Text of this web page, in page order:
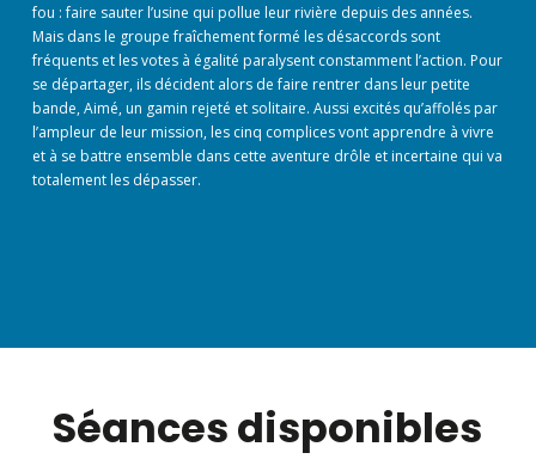
fou : faire sauter l’usine qui pollue leur rivière depuis des années.
Mais dans le groupe fraîchement formé les désaccords sont
fréquents et les votes à égalité paralysent constamment l’action. Pour
se départager, ils décident alors de faire rentrer dans leur petite
bande, Aimé, un gamin rejeté et solitaire. Aussi excités qu’affolés par
l’ampleur de leur mission, les cinq complices vont apprendre à vivre
et à se battre ensemble dans cette aventure drôle et incertaine qui va
totalement les dépasser.
Séances disponibles